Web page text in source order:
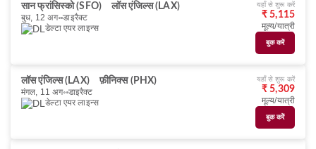
सान फ्रांसिस्को (SFO)
लॉस एंजिल्स (LAX)
बुध, 12 अग॰ डाइरैक्ट
डेल्टा एयर लाइन्स
यहाँ से शुरू करें
₹ 5,115
मूल्य/यात्री
बुक करें
लॉस एंजिल्स (LAX)
फ़ीनिक्स (PHX)
मंगल, 11 अग॰ डाइरैक्ट
डेल्टा एयर लाइन्स
यहाँ से शुरू करें
₹ 5,309
मूल्य/यात्री
बुक करें